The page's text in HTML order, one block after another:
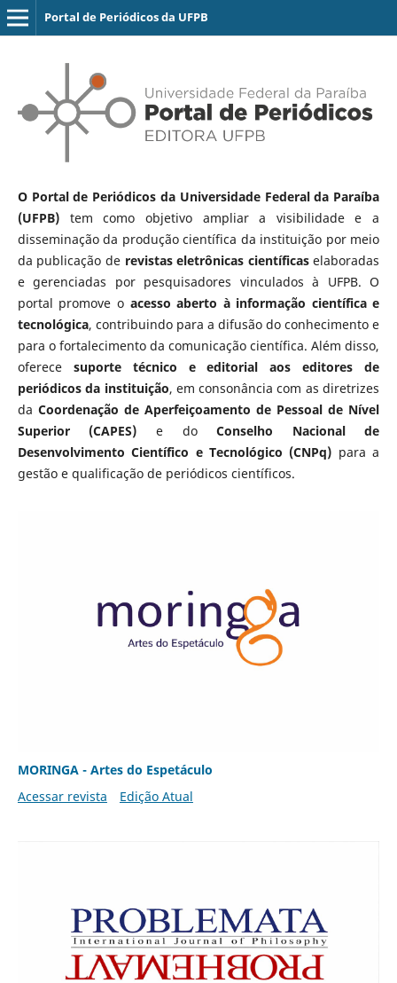
Portal de Periódicos da UFPB
O Portal de Periódicos da Universidade Federal da Paraíba
(UFPB)tem como objetivo ampliar a visibilidade e a
disseminação da produção científica da instituição por meio
da publicação de revistas eletrônicas científicaselaboradas
e gerenciadas por pesquisadores vinculados à UFPB. O
portal promove o acesso aberto à informação científica e
tecnológica, contribuindo para a difusão do conhecimento e
para o fortalecimento da comunicação científica. Além disso,
oferece suporte técnico e editorial aos editores de
periódicos da instituição, em consonância com as diretrizes
da Coordenação de Aperfeiçoamento de Pessoal de Nível
Superior (CAPES) e doConselho Nacional de
Desenvolvimento Científico e Tecnológico (CNPq) para a
gestão e qualificação de periódicos científicos.
MORINGA - Artes do Espetáculo
Acessar revista
Edição Atual